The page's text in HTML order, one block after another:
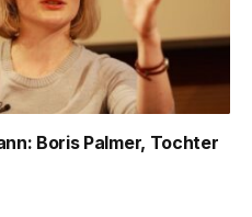
Boris Palmer, Tochter